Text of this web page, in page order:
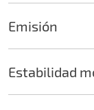
Emisión
Estabilidad